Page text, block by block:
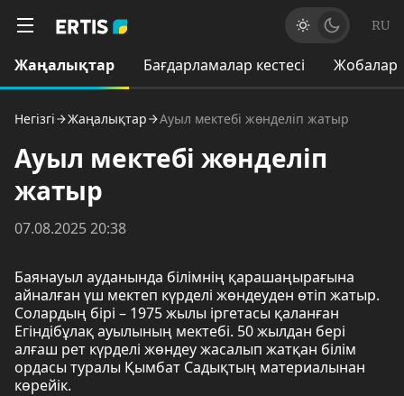
RU
Жаңалықтар Бағдарламалар кестесі Жобалар
Негізгі Жаңалықтар Ауыл мектебі жөнделіп жатыр
Ауыл мектебі жөнделіп
жатыр
07.08.2025 20:38
Баянауыл ауданында білімнің қарашаңырағына
айналған үш мектеп күрделі жөндеуден өтіп жатыр.
Солардың бірі – 1975 жылы іргетасы қаланған
Егіндібұлақ ауылының мектебі. 50 жылдан бері
алғаш рет күрделі жөндеу жасалып жатқан білім
ордасы туралы Қымбат Садықтың материалынан
көрейік.